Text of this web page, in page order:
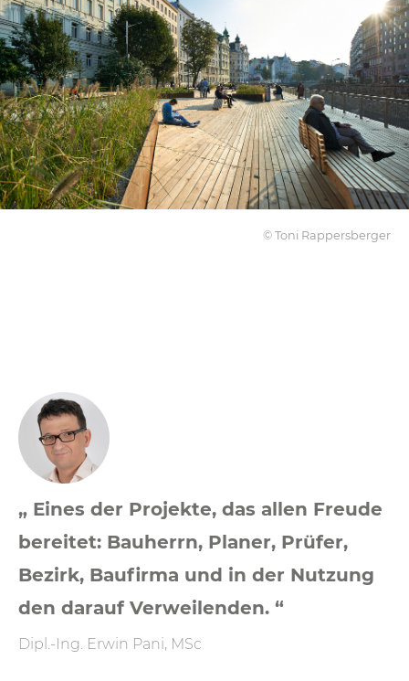
© Toni Rappersberger
„ Eines der Projekte, das allen Freude
bereitet: Bauherrn, Planer, Prüfer,
Bezirk, Baufirma und in der Nutzung
den darauf Verweilenden. “
Dipl.-Ing. Erwin Pani, MSc